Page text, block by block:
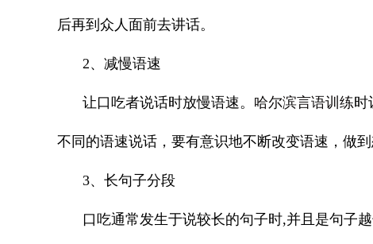
后再到众人面前去讲话。
2、减慢语速
让口吃者说话时放慢语速。 哈尔滨言语训练时
不同的语速说话，要有意识地不断改变语速，做到
3、长句子分段
口吃通常发生于说较长的句子时,并且是句子